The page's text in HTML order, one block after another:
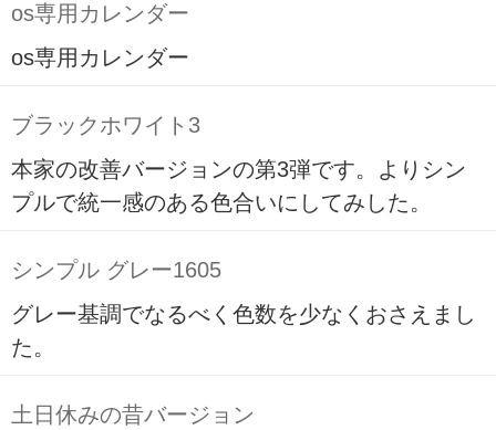
os専用カレンダー
os専用カレンダー
ブラックホワイト3
本家の改善バージョンの第3弾です。よりシン
プルで統一感のある色合いにしてみした。
シンプル グレー1605
グレー基調でなるべく色数を少なくおさえまし
た。
土日休みの昔バージョン